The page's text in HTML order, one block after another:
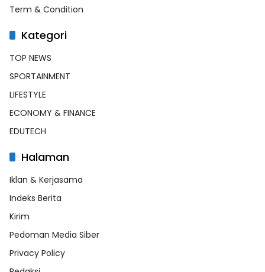
Term & Condition
Kategori
TOP NEWS
SPORTAINMENT
LIFESTYLE
ECONOMY & FINANCE
EDUTECH
Halaman
Iklan & Kerjasama
Indeks Berita
Kirim
Pedoman Media Siber
Privacy Policy